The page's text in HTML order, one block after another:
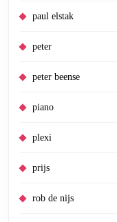
paul elstak
peter
peter beense
piano
plexi
prijs
rob de nijs